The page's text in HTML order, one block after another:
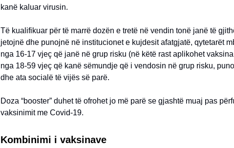
kanë kaluar virusin.
Të kualifikuar për të marrë dozën e tretë në vendin tonë janë të
jetojnë dhe punojnë në institucionet e kujdesit afatgjatë, qytetarët
nga 16-17 vjeç që janë në grup risku (në këtë rast aplikohet
nga 18-59 vjeç që kanë sëmundje që i vendosin në grup risku,
dhe ata socialë të vijës së parë.
Doza “booster” duhet të ofrohet jo më parë se gjashtë muaj pas
vaksinimit me Covid-19.
Kombinimi i vaksinave